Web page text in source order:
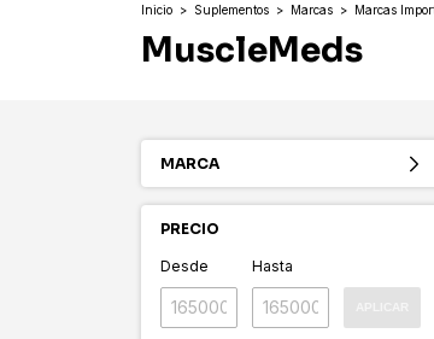
Inicio > Suplementos > Marcas > Marcas
MuscleMeds
MARCA
PRECIO
Desde Hasta